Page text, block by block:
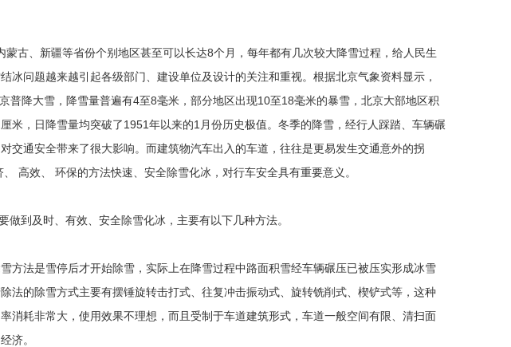
、新疆等省份个别地区甚至可以长达8个月，每年都有几次较大降雪过程，给人民生
冰问题越来越引起各级部门、建设单位及设计的关注和重视。根据北京气象资料显示，
普降大雪，降雪量普遍有4至8毫米，部分地区出现10至18毫米的暴雪，北京大部地区积
米，日降雪量均突破了1951年以来的1月份历史极值。冬季的降雪，经行人踩踏、车辆碾
交通安全带来了很大影响。而建筑物汽车出入的车道，往往是更易发生交通意外的拐
高效、 环保的方法快速、安全除雪化冰，对行车安全具有重要意义。
到及时、有效、安全除雪化冰，主要有以下几种方法。
法是雪停后才开始除雪，实际上在降雪过程中路面积雪经车辆碾压已被压实形成冰雪
法的除雪方式主要有摆锤旋转击打式、往复冲击振动式、旋转铣削式、楔铲式等，这种
消耗非常大，使用效果不理想，而且受制于车道建筑形式，车道一般空间有限、清扫面
济。